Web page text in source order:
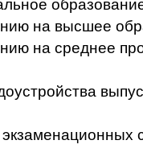
на высшее
на среднее